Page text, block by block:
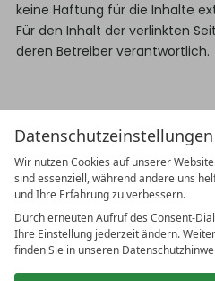
Datenschutzeinstellungen
Wir nutzen Cookies auf unserer
sind essenziell, während andere uns
und Ihre Erfahrung zu verbessern.
Durch erneuten Aufruf des Consent-
Ihre Einstellung jederzeit ändern.
finden Sie in unseren
keine Haftung für die Inhalte
Für den Inhalt der verlinkten
deren Betreiber verantwortlich.